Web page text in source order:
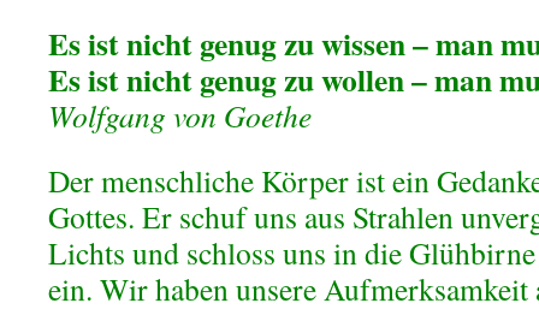
Es ist nicht genug zu wissen – man
Es ist nicht genug zu wollen – man
Wolfgang von Goethe
Der menschliche Körper ist ein
Gottes. Er schuf uns aus Strahlen
Lichts und schloss uns in die
ein. Wir haben unsere Aufmerksamkeit